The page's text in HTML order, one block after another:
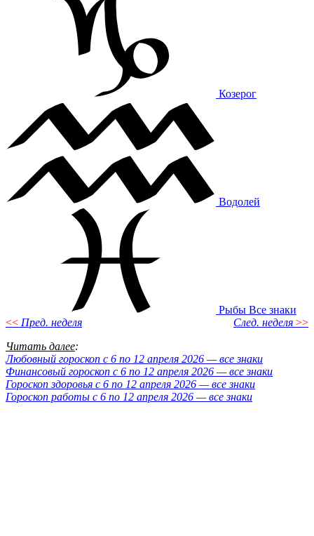
Козерог
Водолей
Рыбы Все знаки
<< Пред. неделя След. неделя >>
Читать далее:
Любовный гороскоп с 6 по 12 апреля 2026 — все знаки
Финансовый гороскоп с 6 по 12 апреля 2026 — все знаки
Гороскоп здоровья с 6 по 12 апреля 2026 — все знаки
Гороскоп работы с 6 по 12 апреля 2026 — все знаки